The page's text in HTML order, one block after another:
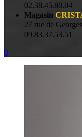
02.38.45.80.04
Magasin
27 rue de
09.83.37.53.51
0